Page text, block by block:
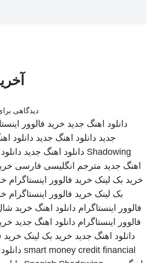
دیدگاهی
دانلود اهنگ جدید خرید فالوور
جدید دانلود اهنگ جدید دانلود
Shadowing دانلود اهنگ جدید
اهنگ جدید مترجم انگلیسی فارسی
خرید بک لینک خرید فالوور اینستاگرام
بک لینک خرید فالوور اینستاگرام
فالوور اینستاگرام دانلود اهنگ خرید
فالوور اینستاگرام دانلود اهنگ جدید
دانلود اهنگ جدید خرید بک لینک خرید
smart money credit financial